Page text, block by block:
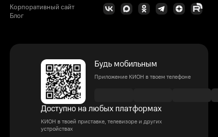
Корпоративный сайт
Блог
Будь мобильным
Приложение КИОН в твоем телефоне
Доступно на любых платформах
КИОН в твоей приставке, телевизоре и других
устройствах